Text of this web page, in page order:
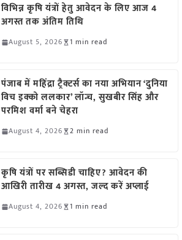
विभिन्न कृषि यंत्रों हेतु आवेदन के लिए आज 4
अगस्त तक अंतिम तिथि
August 5, 2026 1 min read
पंजाब में महिंद्रा ट्रैक्टर्स का नया अभियान ‘दुनिया
विच इक्को ललकार’ लॉन्च, सुखबीर सिंह और
परमिश वर्मा बने चेहरा
August 4, 2026 2 min read
कृषि यंत्रों पर सब्सिडी चाहिए? आवेदन की
आखिरी तारीख 4 अगस्त, जल्द करें अप्लाई
August 4, 2026 1 min read